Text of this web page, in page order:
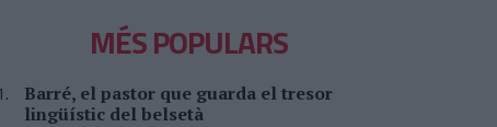
MÉS POPULARS
Barré, el pastor que guarda el tresor
lingüístic del belsetà